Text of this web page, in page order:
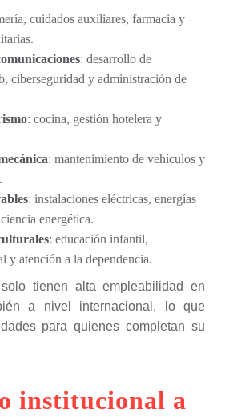
cuidados auxiliares, farmacia y
: desarrollo de
ciberseguridad y administración de
: cocina, gestión hotelera y
: mantenimiento de vehículos y
: instalaciones eléctricas, energías
energética.
: educación infantil,
y atención a la dependencia.
tienen alta empleabilidad en
a nivel internacional, lo que
para quienes completan su
institucional a